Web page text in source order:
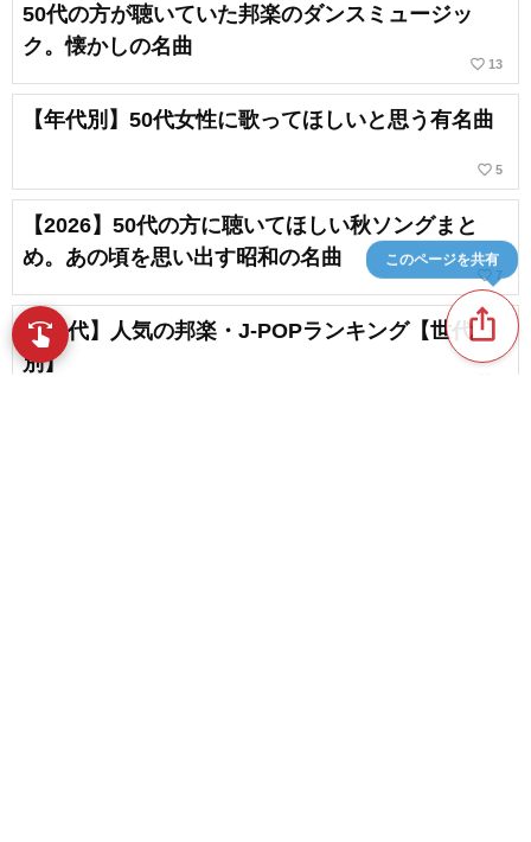
50代の方が聴いていた邦楽のダンスミュージッ
ク。懐かしの名曲
favorite_border 13
【年代別】50代女性に歌ってほしいと思う有名曲
favorite_border 5
【2026】50代の方に聴いてほしい秋ソングまと
め。あの頃を思い出す昭和の名曲
favorite_border 7
【50代】人気の邦楽・J-POPランキング【世代
別】
ios_share
このページを共有
swipe